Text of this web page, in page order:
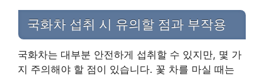
국화차 섭취 시 유의할 점과 부작용
국화차는 대부분 안전하게 섭취할 수 있지만, 몇 가
지 주의해야 할 점이 있습니다. 꽃 차를 마실 때는